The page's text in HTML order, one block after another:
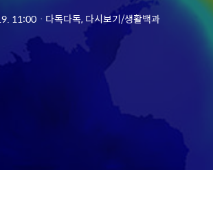
11:00ㆍ 다독다독, 다시보기/생활백과